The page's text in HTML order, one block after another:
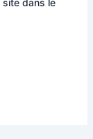
site dans le